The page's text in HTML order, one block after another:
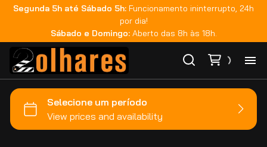
Segunda 5h até Sábado 5h: Funcionamento ininterrupto, 24h
por dia!
Sábado e Domingo: Aberto das 8h às 18h.